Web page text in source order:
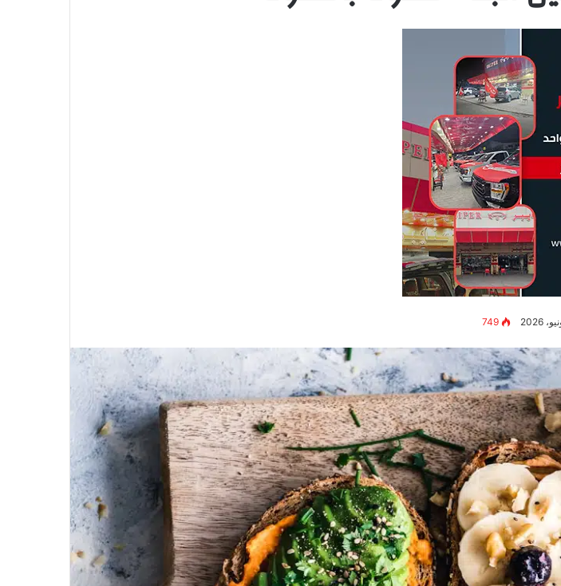
749